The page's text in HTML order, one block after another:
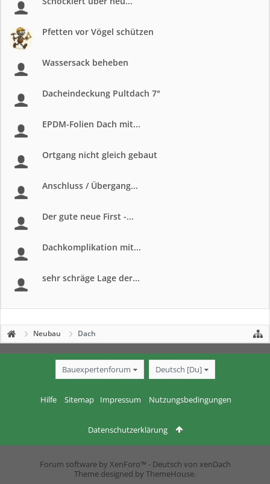
Pfetten vor Vögel schützen
Wassersack beheben
Dacheindeckung Pultdach 7°
EPDM-Folien Dach mit...
Ortgang nicht gleich gebaut
Anschluss / Übergang...
Der gute neue First -...
Dachkomplikation mit...
sehr schräge Lage der...
Neubau Dach
Bauexpertenforum Deutsch [Du]
Hilfe Sitemap Impressum Nutzungsbedingungen
Datenschutzerklärung
Forum software by XenForo™ - Deutsch von xenDach
Theme designed by ThemeHouse.